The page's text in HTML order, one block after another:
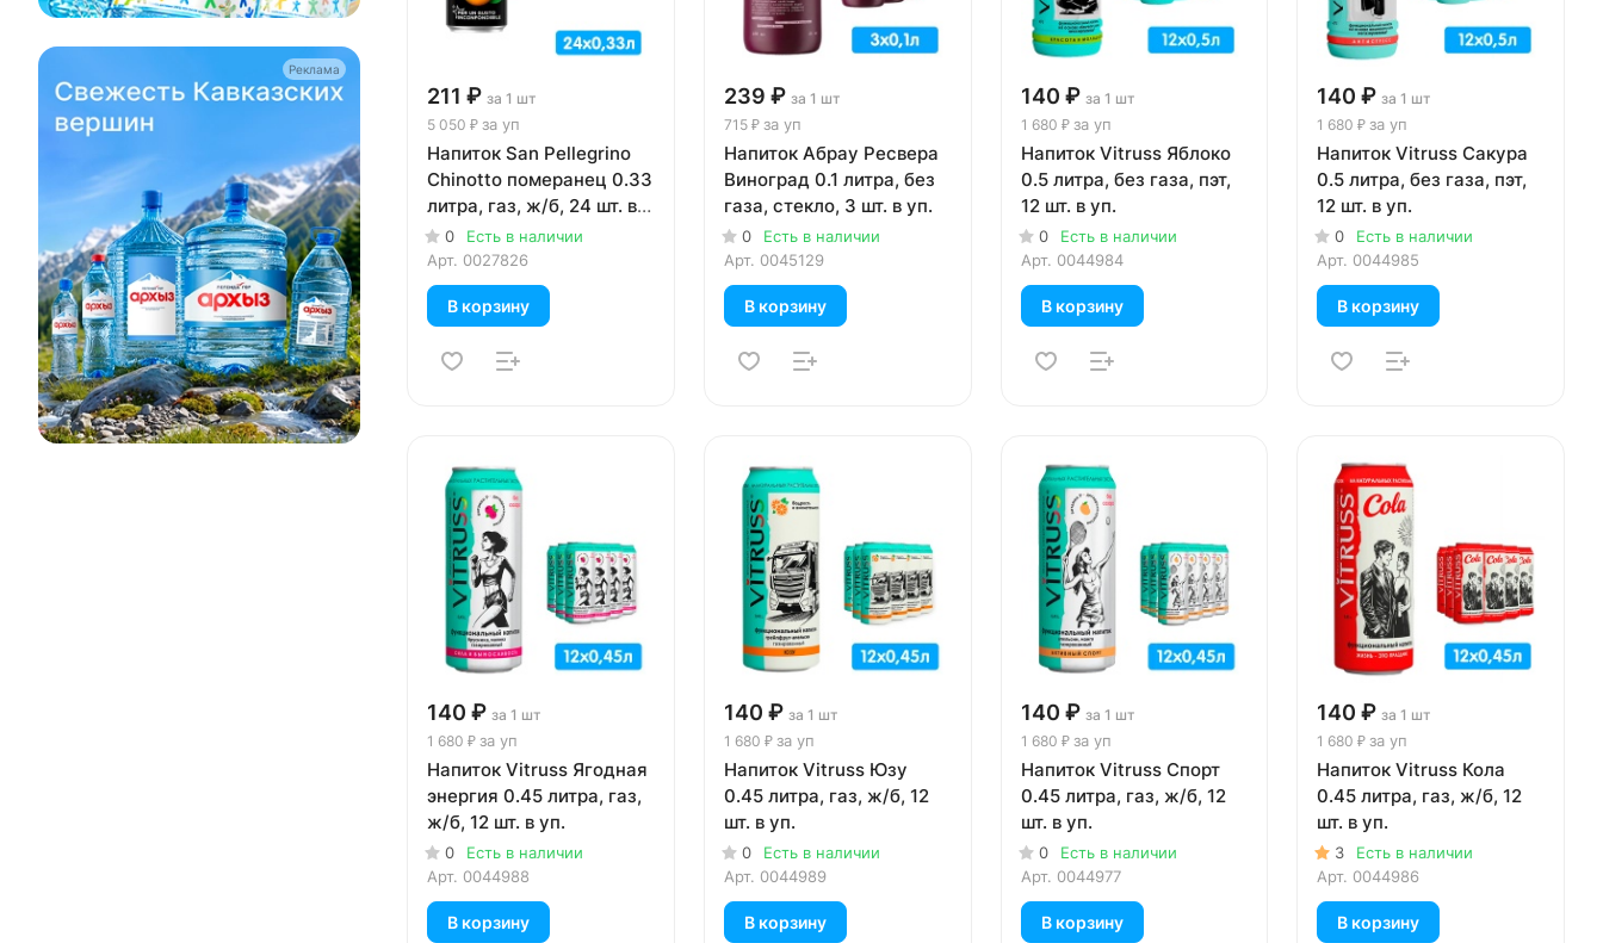
211 ₽ за 1 шт
5 050 ₽ за уп
Напиток San Pellegrino
Chinotto померанец 0.33
литра, газ, ж/б, 24 шт. в
уп.
0
Есть в наличии
Арт. 0027826
В корзину
239 ₽ за 1 шт
715 ₽ за уп
Напиток Абрау Ресвера
Виноград 0.1 литра, без
газа, стекло, 3 шт. в уп.
0
Есть в наличии
Арт. 0045129
В корзину
140 ₽ за 1 шт
1 680 ₽ за уп
Напиток Vitruss Яблоко
0.5 литра, без газа, пэт,
12 шт. в уп.
0
Есть в наличии
Арт. 0044984
В корзину
140 ₽ за 1 шт
1 680 ₽за уп
Напиток Vitruss Сакура
0.5 литра, без газа, пэт,
12 шт. в уп.
0
Есть в наличии
Арт. 0044985
В корзину
140 ₽ за 1 шт
1 680 ₽ за уп
Напиток Vitruss Ягодная
энергия 0.45 литра, газ,
ж/б, 12 шт. в уп.
0
Есть в наличии
Арт. 0044988
В корзину
140 ₽ за 1 шт
1 680 ₽ за уп
Напиток Vitruss Юзу
0.45 литра, газ, ж/б, 12
шт. в уп.
0
Есть в наличии
Арт. 0044989
В корзину
140 ₽ за 1 шт
1 680 ₽ за уп
Напиток Vitruss Спорт
0.45 литра, газ, ж/б, 12
шт. в уп.
0
Есть в наличии
Арт. 0044977
В корзину
140 ₽ за 1 шт
1 680 ₽за уп
Напиток Vitruss Кола
0.45 литра, газ, ж/б, 12
шт. в уп.
3
Есть в наличии
Арт. 0044986
В корзину
Реклама